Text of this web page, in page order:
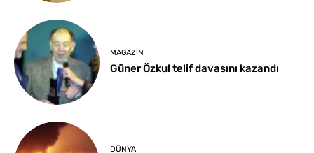
MAGAZIN
Güner Özkul telif davasını kazandı
DÜNYA